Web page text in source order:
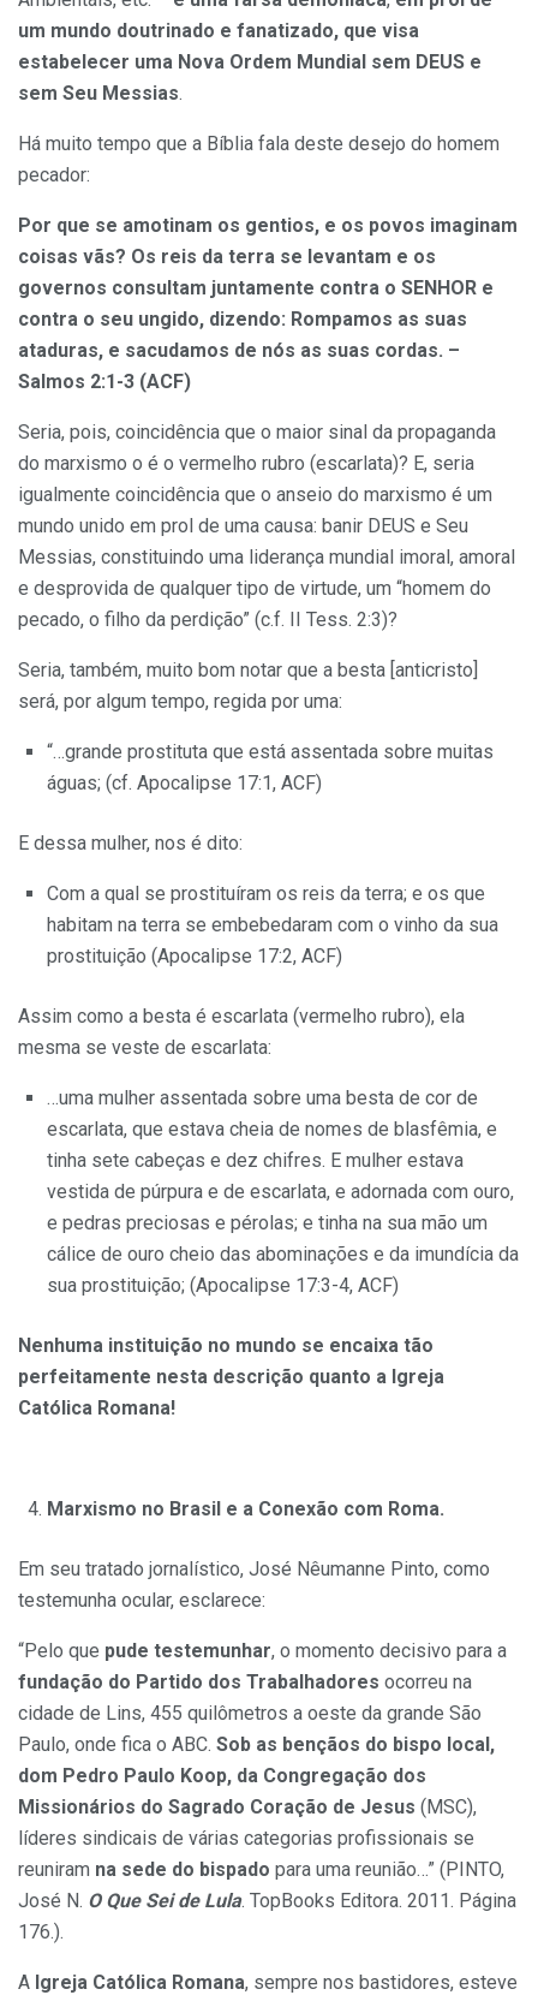
um mundo doutrinado e fanatizado, que visa
estabelecer uma Nova Ordem Mundial sem DEUS e
sem Seu Messias.
Há muito tempo que a Bíblia fala deste desejo do homem
pecador:
Por que se amotinam os gentios, e os povos imaginam
coisas vãs? Os reis da terra se levantam e os
governos consultam juntamente contra o SENHOR e
contra o seu ungido, dizendo: Rompamos as suas
ataduras, e sacudamos de nós as suas cordas. –
Salmos 2:1-3 (ACF)
Seria, pois, coincidência que o maior sinal da propaganda
do marxismo o é o vermelho rubro (escarlata)? E, seria
igualmente coincidência que o anseio do marxismo é um
mundo unido em prol de uma causa: banir DEUS e Seu
Messias, constituindo uma liderança mundial imoral, amoral
e desprovida de qualquer tipo de virtude, um “homem do
pecado, o filho da perdição” (c.f. II Tess. 2:3)?
Seria, também, muito bom notar que a besta [anticristo]
será, por algum tempo, regida por uma:
“…grande prostituta que está assentada sobre muitas
águas; (cf. Apocalipse 17:1, ACF)
E dessa mulher, nos é dito:
Com a qual se prostituíram os reis da terra; e os que
habitam na terra se embebedaram com o vinho da sua
prostituição (Apocalipse 17:2, ACF)
Assim como a besta é escarlata (vermelho rubro), ela
mesma se veste de escarlata:
…uma mulher assentada sobre uma besta de cor de
escarlata, que estava cheia de nomes de blasfêmia, e
tinha sete cabeças e dez chifres. E mulher estava
vestida de púrpura e de escarlata, e adornada com ouro,
e pedras preciosas e pérolas; e tinha na sua mão um
cálice de ouro cheio das abominações e da imundícia da
sua prostituição; (Apocalipse 17:3-4, ACF)
Nenhuma instituição no mundo se encaixa tão
perfeitamente nesta descrição quanto a Igreja
Católica Romana!
Marxismo no Brasil e a Conexão com Roma.
Em seu tratado jornalístico, José Nêumanne Pinto, como
testemunha ocular, esclarece:
“Pelo que pude testemunhar, o momento decisivo para a
fundação do Partido dos Trabalhadores ocorreu na
cidade de Lins, 455 quilômetros a oeste da grande São
Paulo, onde fica o ABC. Sob as bençãos do bispo local,
dom Pedro Paulo Koop, da Congregação dos
Missionários do Sagrado Coração de Jesus (MSC),
líderes sindicais de várias categorias profissionais se
reuniram na sede do bispado para uma reunião…” (PINTO,
José N. O Que Sei de Lula. TopBooks Editora. 2011. Página
176.).
A Igreja Católica Romana, sempre nos bastidores, esteve